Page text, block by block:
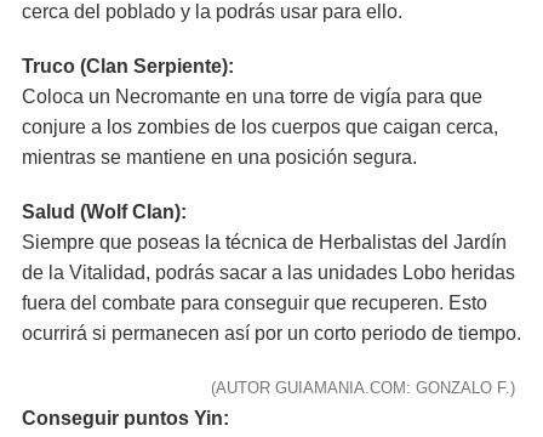
cerca del poblado y la podrás usar para ello.
Truco (Clan Serpiente):
Coloca un Necromante en una torre de vigía para que
conjure a los zombies de los cuerpos que caigan cerca,
mientras se mantiene en una posición segura.
Salud (Wolf Clan):
Siempre que poseas la técnica de Herbalistas del Jardín
de la Vitalidad, podrás sacar a las unidades Lobo heridas
fuera del combate para conseguir que recuperen. Esto
ocurrirá si permanecen así por un corto periodo de tiempo.
(AUTOR GUIAMANIA.COM: GONZALO F.)
Conseguir puntos Yin: